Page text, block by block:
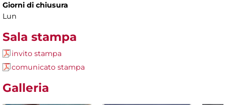
Giorni di chiusura
Lun
Sala stampa
invito stampa
comunicato stampa
Galleria